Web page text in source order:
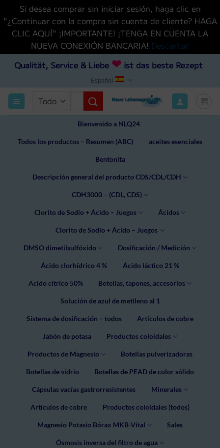
Si desea comprar sin iniciar sesión, haga clic en
"¿Continuar con la compra sin cuenta de cliente? HAGA
CLIC AQUÍ" ¡IMPORTANTE! ¡TENGA EN CUENTA LA
NUEVA CONEXIÓN BANCARIA! Descartar
SaltarQualität, Service & Liebe ❤ist das beste Rezept
Español
Buscar
Bienvenido a NLQ24
Todos los productos – Resumen (ABC) aceites esenciales
Bentonita
Descripción general del producto CDS/CDL/CDH
CDH3000 – (CDL, CDS)
Clorito de Sodio + Ácido – Juegos Ácidos
Clorito de Sodio + Ácido – Juegos
DMSO dimetilsulfóxido Dosificación / Medición
Ácido clorhídrico 4 % Ácido láctico 21 %
Acido cítrico 50% Botellas, tapones, accesorios
Solución de azul de metileno al 1
Sistema de dosificación – todos Artículos de cobre
Jabón de potasa Productos coloidales
Productos de Magnesio Botellas pulverizadoras
Botellas de vidrio Botellas de PEAD de color sólido
Cápsulas vacías gastrorresistentes Minerales
Artículos de cobre Productos coloidales (todos)
Magnesio Potasio Bórax MKB-Vital Sales
Ósmosis inversa del filtro de agua